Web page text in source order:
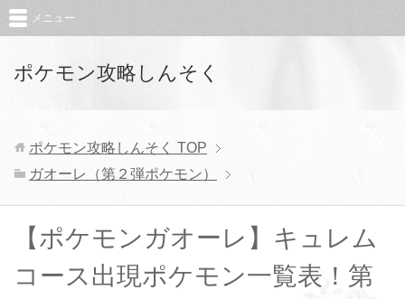
ポケモン攻略しんそく
メニュー
ポケモン攻略しんそく TOP
ガオーレ（第２弾ポケモン）
【ポケモンガオーレ】キュレム
コース出現ポケモン一覧表！第